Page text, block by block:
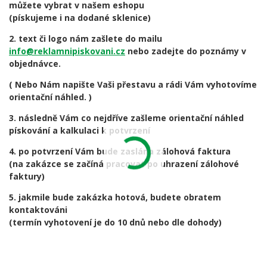
můžete vybrat v našem eshopu
(pískujeme i na dodané sklenice)
2. text či logo nám zašlete do mailu
info@reklamnipiskovani.cz nebo zadejte do poznámy v
objednávce.
( Nebo Nám napište Vaši přestavu a rádi Vám vyhotovíme
orientační náhled. )
3. následně Vám co nejdříve zašleme orientační náhled
pískování a kalkulaci k potvrzení
4. po potvrzení Vám bude zaslána zálohová faktura
(na zakázce se začíná pracovat po uhrazení zálohové
faktury)
5. jakmile bude zakázka hotová, budete obratem
kontaktováni
(termín vyhotovení je do 10 dnů nebo dle dohody)